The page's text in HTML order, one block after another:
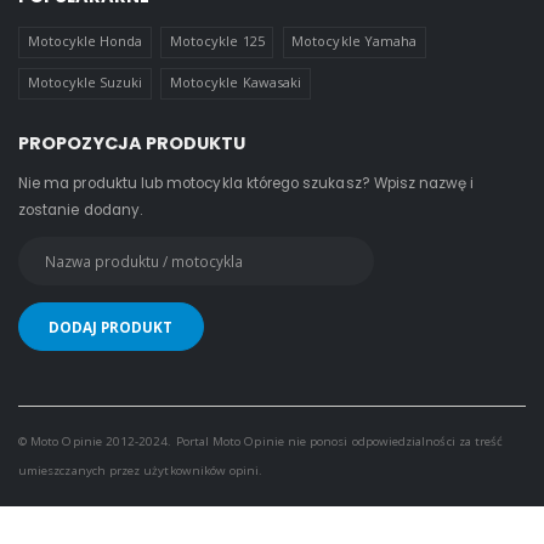
Motocykle Honda Motocykle 125 Motocykle Yamaha
Motocykle Suzuki Motocykle Kawasaki
PROPOZYCJA PRODUKTU
Nie ma produktu lub motocykla którego szukasz? Wpisz nazwę i
zostanie dodany.
© Moto Opinie 2012-2024. Portal Moto Opinie nie ponosi odpowiedzialności za treść
umieszczanych przez użytkowników opini.